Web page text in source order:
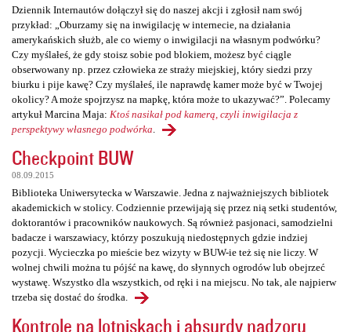
Dziennik Internautów dołączył się do naszej akcji i zgłosił nam swój
przykład: „Oburzamy się na inwigilację w internecie, na działania
amerykańskich służb, ale co wiemy o inwigilacji na własnym podwórku?
Czy myślałeś, że gdy stoisz sobie pod blokiem, możesz być ciągle
obserwowany np. przez człowieka ze straży miejskiej, który siedzi przy
biurku i pije kawę? Czy myślałeś, ile naprawdę kamer może być w Twojej
okolicy? A może spojrzysz na mapkę, która może to ukazywać?”. Polecamy
artykuł Marcina Maja: Ktoś nasikał pod kamerą, czyli inwigilacja z
perspektywy własnego podwórka
Checkpoint BUW
08.09.2015
Biblioteka Uniwersytecka w Warszawie. Jedna z najważniejszych bibliotek
akademickich w stolicy. Codziennie przewijają się przez nią setki studentów,
doktorantów i pracowników naukowych. Są również pasjonaci, samodzielni
badacze i warszawiacy, którzy poszukują niedostępnych gdzie indziej
pozycji. Wycieczka po mieście bez wizyty w BUW-ie też się nie liczy. W
wolnej chwili można tu pójść na kawę, do słynnych ogrodów lub obejrzeć
wystawę. Wszystko dla wszystkich, od ręki i na miejscu. No tak, ale najpierw
trzeba się dostać do środka.
Kontrole na lotniskach i absurdy nadzoru